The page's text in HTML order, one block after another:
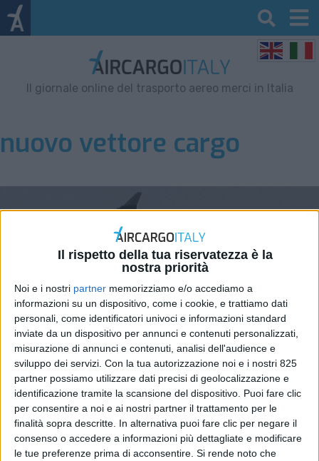
Il rispetto della tua riservatezza è la
nostra priorità
Noi e i nostri partner memorizziamo e/o accediamo a
informazioni su un dispositivo, come i cookie, e trattiamo dati
personali, come identificatori univoci e informazioni standard
inviate da un dispositivo per annunci e contenuti personalizzati,
misurazione di annunci e contenuti, analisi dell'audience e
sviluppo dei servizi. Con la tua autorizzazione noi e i nostri 825
partner possiamo utilizzare dati precisi di geolocalizzazione e
identificazione tramite la scansione del dispositivo. Puoi fare clic
per consentire a noi e ai nostri partner il trattamento per le
finalità sopra descritte. In alternativa puoi fare clic per negare il
consenso o accedere a informazioni più dettagliate e modificare
le tue preferenze prima di acconsentire. Si rende noto che
Il giornale online del trasporto aereo merci in Italia
nuovo vettore cargo